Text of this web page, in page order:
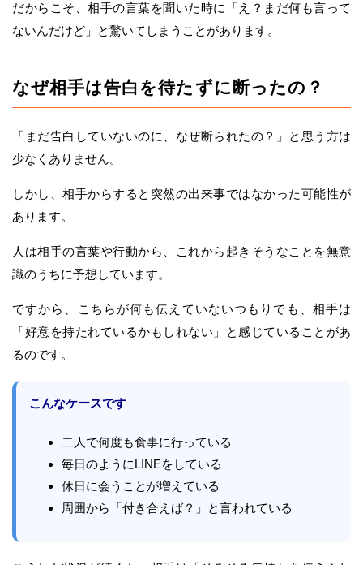
だからこそ、相手の言葉を聞いた時に「え？まだ何も言って
ないんだけど」と驚いてしまうことがあります。
なぜ相手は告白を待たずに断ったの？
「まだ告白していないのに、なぜ断られたの？」と思う方は
少なくありません。
しかし、相手からすると突然の出来事ではなかった可能性が
あります。
人は相手の言葉や行動から、これから起きそうなことを無意
識のうちに予想しています。
ですから、こちらが何も伝えていないつもりでも、相手は
「好意を持たれているかもしれない」と感じていることがあ
るのです。
こんなケースです
二人で何度も食事に行っている
毎日のようにLINEをしている
休日に会うことが増えている
周囲から「付き合えば？」と言われている